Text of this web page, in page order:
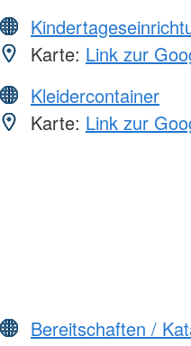
Karte: Link zur
Kleidercontainer
Karte: Link zur
Bereitschaften /